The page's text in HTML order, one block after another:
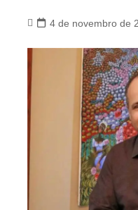
4 de novembro de